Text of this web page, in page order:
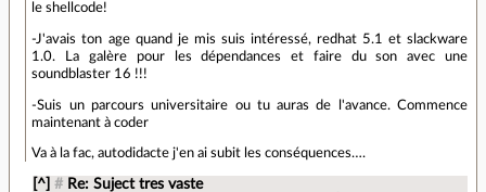
le shellcode!
-J'avais ton age quand je mis suis intéressé, redhat 5.1 et slackware
1.0. La galère pour les dépendances et faire du son avec une
soundblaster 16 !!!
-Suis un parcours universitaire ou tu auras de l'avance. Commence
maintenant à coder
Va à la fac, autodidacte j'en ai subit les conséquences….
[^] # Re: Suject tres vaste